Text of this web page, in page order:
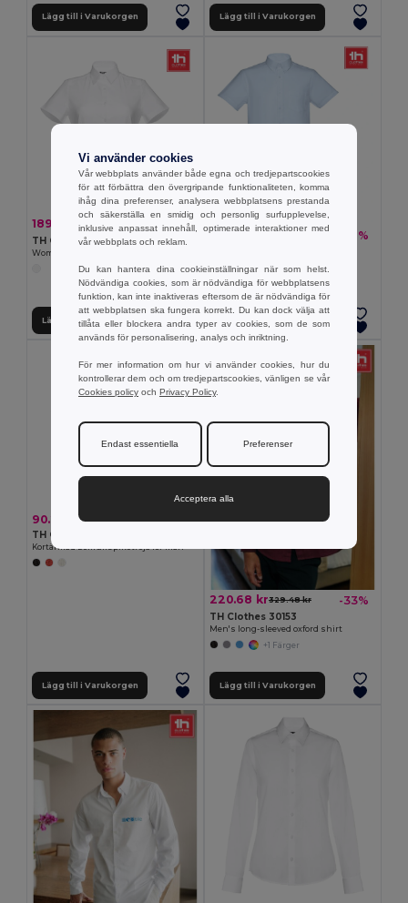
Lägg till i Varukorgen Lägg till i Varukorgen
189.02 kr 275.72 kr -31%
TH Clothes 30201
Lägg till i Varukorgen
189.02 kr -29%
Men's short-sleeved oxford shirt
Lägg till i Varukorgen
90.21 kr
TH Clothes 11167
Kortärmad bomullspikétröja för män
Lägg till i Varukorgen
220.68 kr329.48 kr -33%
TH Clothes 30153
Men's long-sleeved oxford shirt
+1 Färger
Lägg till i Varukorgen
Vi använder cookies
Vår webbplats använder både egna och tredjepartscookies
för att förbättra den övergripande funktionaliteten, komma
ihåg dina preferenser, analysera webbplatsens prestanda
och säkerställa en smidig och personlig surfupplevelse,
inklusive anpassat innehåll, optimerade interaktioner med
vår webbplats och reklam.
Du kan hantera dina cookieinställningar när som helst.
Nödvändiga cookies, som är nödvändiga för webbplatsens
funktion, kan inte inaktiveras eftersom de är nödvändiga för
att webbplatsen ska fungera korrekt. Du kan dock välja att
tillåta eller blockera andra typer av cookies, som de som
används för personalisering, analys och inriktning.
För mer information om hur vi använder cookies, hur du
kontrollerar dem och om tredjepartscookies, vänligen se vår
Cookies policy och Privacy Policy.
Endast essentiella Preferenser
Acceptera alla